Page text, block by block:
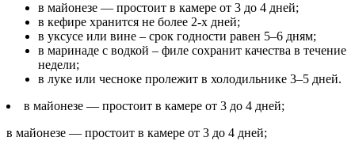
в майонезе — простоит в камере от 3 до 4 дней;
в кефире хранится не более 2-х дней;
в уксусе или вине – срок годности равен 5–6 дням;
в маринаде с водкой – филе сохранит качества в течение
недели;
в луке или чесноке пролежит в холодильнике 3–5 дней.
в майонезе — простоит в камере от 3 до 4 дней;
в майонезе — простоит в камере от 3 до 4 дней;